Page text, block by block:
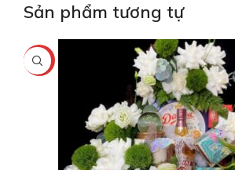
Sản phẩm tương tự
-7%